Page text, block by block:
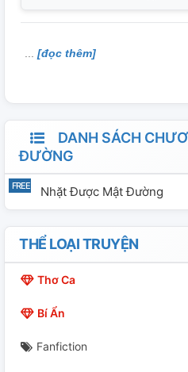
[đọc thêm]
DANH SÁCH
ĐƯỜNG
Nhặt Được Mật Đường
THỂ LOẠI TRUYỆN
Thơ Ca
Bí Ẩn
Fanfiction